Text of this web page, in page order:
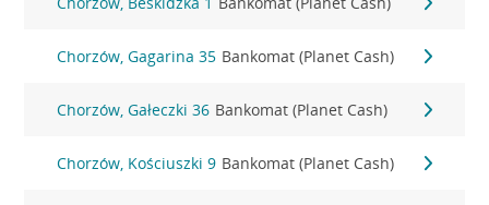
Chorzów, Gagarina 35 Bankomat (Planet Cash)
Chorzów, Gałeczki 36 Bankomat (Planet Cash)
Chorzów, Kościuszki 9 Bankomat (Planet Cash)